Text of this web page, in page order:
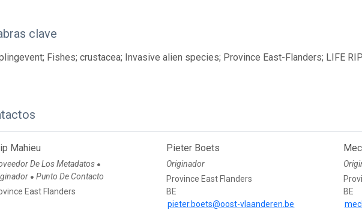
clave
Fishes; crustacea; Invasive alien species; Province East-Flanders; LIFE
Mahieu
De Los Metadatos ●
● Punto De Contacto
East Flanders
Pieter Boets
Originador
Province East Flanders
BE
pieter.boets@oost-vlaanderen.be
BE